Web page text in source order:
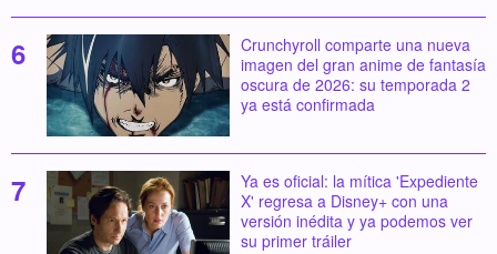
Crunchyroll comparte una nueva
imagen del gran anime de fantasía
oscura de 2026: su temporada 2
ya está confirmada
Ya es oficial: la mítica 'Expediente
X' regresa a Disney+ con una
versión inédita y ya podemos ver
su primer tráiler